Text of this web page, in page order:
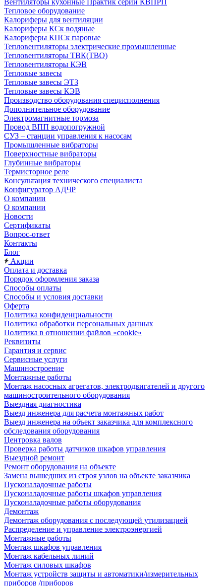
Вентиляторы кухонные Практик серии КВПРП
Тепловое оборудование
Калориферы для вентиляции
Калориферы КСк водяные
Калориферы КПСк паровые
Тепловентиляторы электрические промышленные
Тепловентиляторы ТВК(ТВО)
Тепловентиляторы КЭВ
Тепловые завесы
Тепловые завесы ЭТЗ
Тепловые завесы КЭВ
Производство оборудования специсполнения
Дополнительное оборудование
Электромагнитные тормоза
Провод ВПП водопогружной
СУЗ – станции управления к насосам
Промышленные вибраторы
Поверхностные вибраторы
Глубинные вибраторы
Термисторное реле
Консультация технического специалиста
Конфигуратор АДЧР
О компании
О компании
Новости
Сертификаты
Вопрос-ответ
Контакты
Блог
Акции
Оплата и доставка
Порядок оформления заказа
Способы оплаты
Способы и условия доставки
Оферта
Политика конфиденциальности
Политика обработки персональных данных
Политика в отношении файлов «cookie»
Реквизиты
Гарантия и сервис
Сервисные услуги
Машиностроение
Монтажные работы
Монтаж насосных агрегатов, электродвигателей и другого
машиностроительного оборудования
Выездная диагностика
Выезд инженера для расчета монтажных работ
Выезд инженера на объект заказчика для комплексного
обследования оборудования
Центровка валов
Проверка работы датчиков шкафов управления
Выездной ремонт
Ремонт оборудования на объекте
Замена вышедших из строя узлов на объекте заказчика
Пусконаладочные работы
Пусконаладочные работы шкафов управления
Пусконаладочные работы оборудования
Демонтаж
Демонтаж оборудования с последующей утилизацией
Распределение и управление электроэнергией
Монтажные работы
Монтаж шкафов управления
Монтаж кабельных линий
Монтаж силовых шкафов
Монтаж устройств защиты и автоматики/измерительных
приборов /приборов